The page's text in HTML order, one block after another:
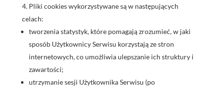
Pliki cookies wykorzystywane są w następujących
celach:
tworzenia statystyk, które pomagają zrozumieć, w jaki
sposób Użytkownicy Serwisu korzystają ze stron
internetowych, co umożliwia ulepszanie ich struktury i
zawartości;
utrzymanie sesji Użytkownika Serwisu (po